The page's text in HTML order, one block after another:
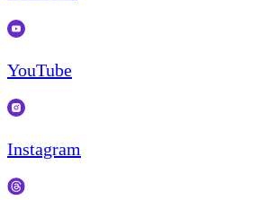
YouTube
Instagram